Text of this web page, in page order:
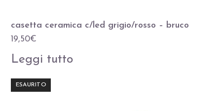
casetta ceramica c/led grigio/rosso – bruco
19,50€
Leggi tutto
ESAURITO